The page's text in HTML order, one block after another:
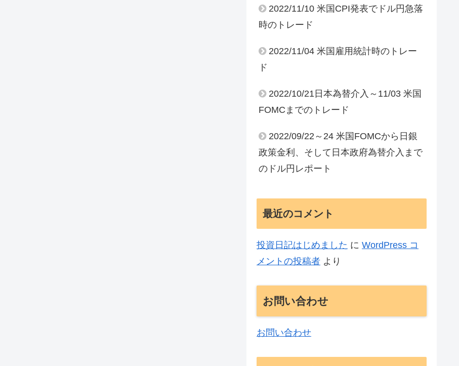
2022/11/10 米国CPI発表でドル円急落
時のトレード
2022/11/04 米国雇用統計時のトレー
ド
2022/10/21日本為替介入～11/03 米国
FOMCまでのトレード
2022/09/22～24 米国FOMCから日銀
政策金利、そして日本政府為替介入まで
のドル円レポート
最近のコメント
投資日記はじめました に WordPress コ
メントの投稿者 より
お問い合わせ
お問い合わせ